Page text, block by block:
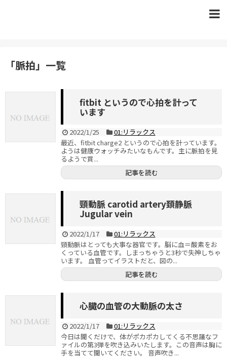
「脈拍」 一覧
fitbit というので心拍を計って
います
2022/1/25
01:リラックス
最近、fitbit charge2 というので心拍を計っています。
ようは健康ウォッチみたいなもんです。主に脈拍を見
るようで買...
記事を読む
頸動脈 carotid artery頚静脈
Jugular vein
2022/1/17
01:リラックス
頸動脈はとっても大事な器官です。脳に血＝酸素をお
くっている血管です。しまっちゃうと3秒で失神しちゃ
います。 血管ってイラストだと、図の...
記事を読む
心臓の血管の大動脈の太さ
2022/1/17
01:リラックス
今日は聞くだけで、体がポカポカしてくる不思議なフ
ァイルの第3弾を吹き込みいたします。この音声は胸に
手を当てて聞いてください。 音声吹き...